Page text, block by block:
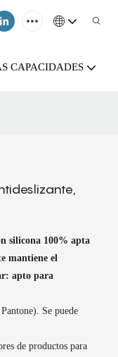
CAPACIDADES
silicona 100% apta
mantiene el
apto para
Se puede
de productos para